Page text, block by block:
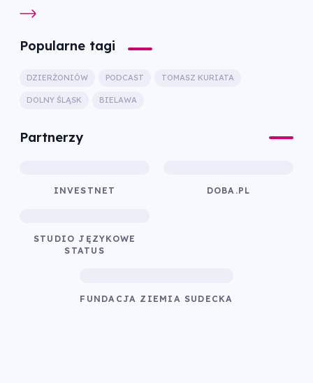
Popularne tagi
DZIERŻONIÓW PODCAST TOMASZ KURIATA
DOLNY ŚLĄSK BIELAWA
Partnerzy
INVESTNET DOBA.PL
STUDIO JĘZYKOWE
STATUS
FUNDACJA ZIEMIA SUDECKA